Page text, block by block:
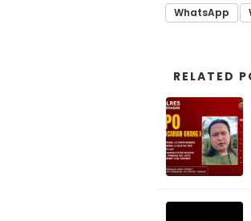
WhatsApp
RELATED